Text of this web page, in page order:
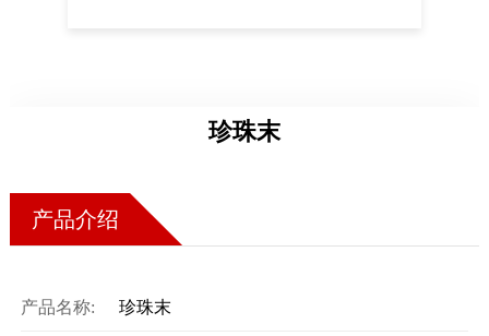
珍珠末
产品介绍
产品名称: 珍珠末